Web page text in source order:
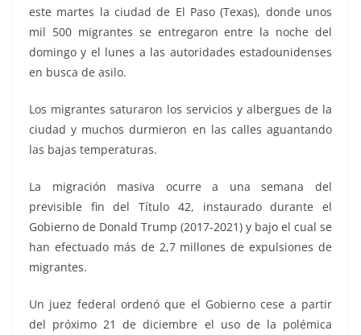
este martes la ciudad de El Paso (Texas), donde unos
mil 500 migrantes se entregaron entre la noche del
domingo y el lunes a las autoridades estadounidenses
en busca de asilo.
Los migrantes saturaron los servicios y albergues de la
ciudad y muchos durmieron en las calles aguantando
las bajas temperaturas.
La migración masiva ocurre a una semana del
previsible fin del Título 42, instaurado durante el
Gobierno de Donald Trump (2017-2021) y bajo el cual se
han efectuado más de 2,7 millones de expulsiones de
migrantes.
Un juez federal ordenó que el Gobierno cese a partir
del próximo 21 de diciembre el uso de la polémica